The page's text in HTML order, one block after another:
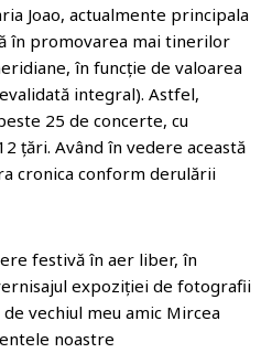
Joao, actualmente principala
în promovarea mai tinerilor
în funcție de valoarea
integral). Astfel,
25 de concerte, cu
țări. Având în vedere această
cronica conform derulării
festivă în aer liber, în
expoziției de fotografii
vechiul meu amic Mircea
noastre